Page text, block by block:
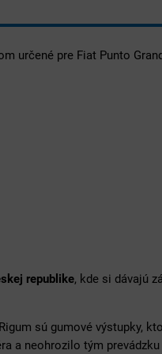
určené pre Fiat Punto
republike, kde si dávajú
sú gumové výstupky,
a neohrozilo tým